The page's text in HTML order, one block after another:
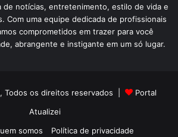
de notícias, entretenimento, estilo de vida e
Com uma equipe dedicada de profissionais
comprometidos em trazer para você
abrangente e instigante em um só lugar.
Todos os direitos reservados |
Portal
Atualizei
somos Política de privacidade